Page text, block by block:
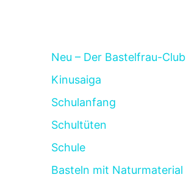
Neu – Der Bastelfrau-Club
Kinusaiga
Schulanfang
Schultüten
Schule
Basteln mit Naturmaterial